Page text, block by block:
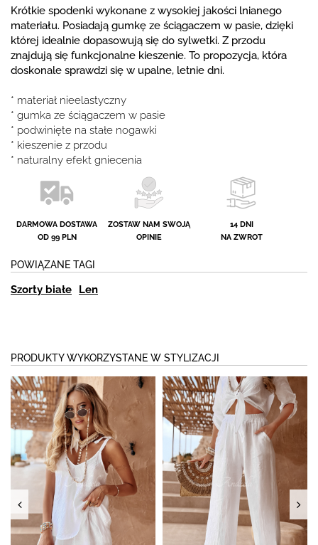
Krótkie spodenki wykonane z wysokiej jakości lnianego
materiału. Posiadają gumkę ze ściągaczem w pasie, dzięki
której idealnie dopasowują się do sylwetki. Z przodu
znajdują się funkcjonalne kieszenie. To propozycja, która
doskonale sprawdzi się w upalne, letnie dni.
* materiał nieelastyczny
* gumka ze ściągaczem w pasie
* podwinięte na stałe nogawki
* kieszenie z przodu
* naturalny efekt gniecenia
DARMOWA DOSTAWA
OD 99 PLN
ZOSTAW NAM SWOJĄ
OPINIE
14 DNI
NA ZWROT
POWIĄZANE TAGI
Szorty białe Len
PRODUKTY WYKORZYSTANE W STYLIZACJI